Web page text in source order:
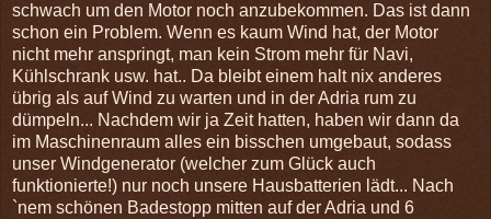
schwach um den Motor noch anzubekommen. Das ist dann
schon ein Problem. Wenn es kaum Wind hat, der Motor
nicht mehr anspringt, man kein Strom mehr für Navi,
Kühlschrank usw. hat.. Da bleibt einem halt nix anderes
übrig als auf Wind zu warten und in der Adria rum zu
dümpeln... Nachdem wir ja Zeit hatten, haben wir dann da
im Maschinenraum alles ein bisschen umgebaut, sodass
unser Windgenerator (welcher zum Glück auch
funktionierte!) nur noch unsere Hausbatterien lädt... Nach
`nem schönen Badestopp mitten auf der Adria und 6